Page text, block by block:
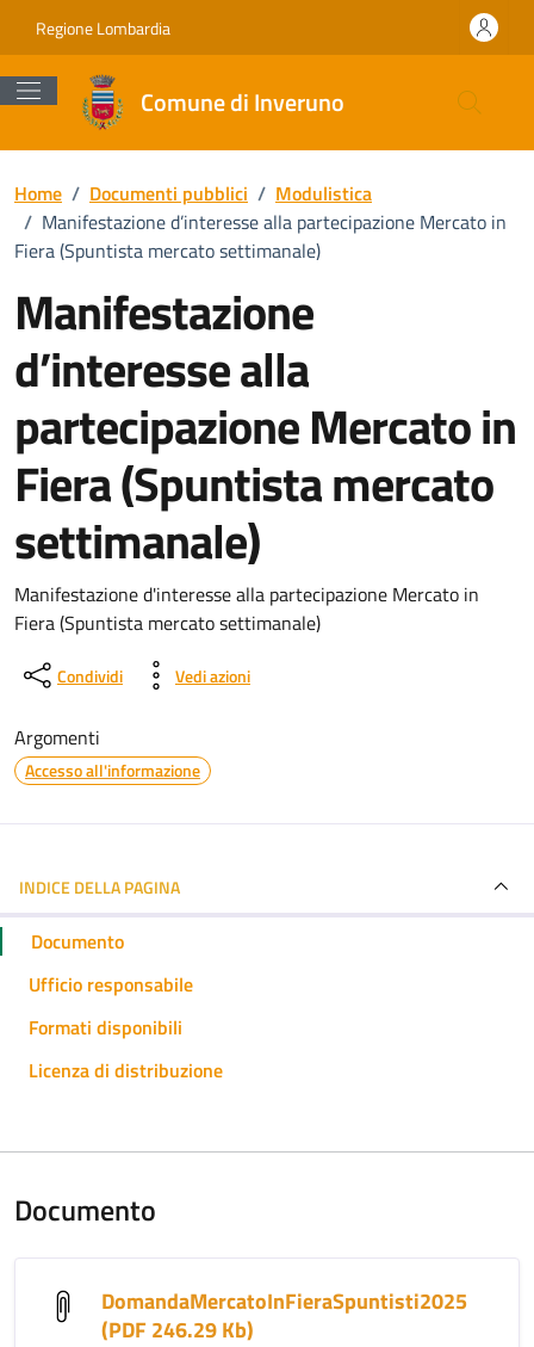
Regione Lombardia
Comune di Inveruno
Home / Documenti pubblici / Modulistica
/ Manifestazione d’interesse alla partecipazione Mercato in
Fiera (Spuntista mercato settimanale)
Manifestazione
d’interesse alla
partecipazione Mercato in
Fiera (Spuntista mercato
settimanale)
Dettagli del documento
Manifestazione d'interesse alla partecipazione Mercato in
Fiera (Spuntista mercato settimanale)
Condividi Vedi azioni
Argomenti
Accesso all'informazione
INDICE DELLA PAGINA
Documento
Ufficio responsabile
Formati disponibili
Licenza di distribuzione
Documento
DomandaMercatoInFieraSpuntisti2025
(PDF 246.29 Kb)